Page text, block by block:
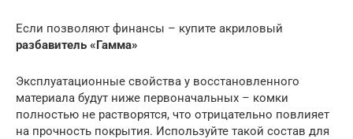
Если позволяют финансы – купите акриловый
разбавитель «Гамма»
Эксплуатационные свойства у восстановленного
материала будут ниже первоначальных – комки
полностью не растворятся, что отрицательно повлияет
на прочность покрытия. Используйте такой состав для